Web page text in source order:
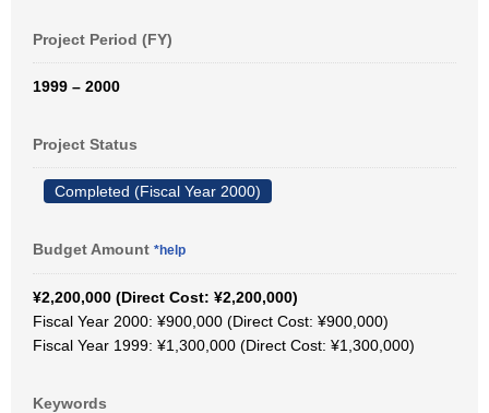
Project Period (FY)
1999 – 2000
Project Status
Completed (Fiscal Year 2000)
Budget Amount *help
¥2,200,000 (Direct Cost: ¥2,200,000)
Fiscal Year 2000: ¥900,000 (Direct Cost: ¥900,000)
Fiscal Year 1999: ¥1,300,000 (Direct Cost: ¥1,300,000)
Keywords